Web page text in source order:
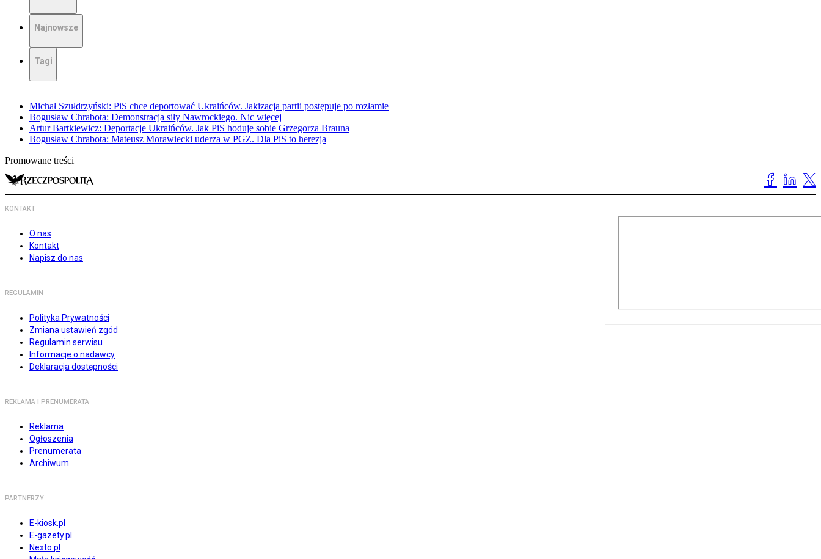
Najnowsze
Tagi
Michał Szułdrzyński: PiS chce deportować Ukraińców. Jakizacja partii postępuje po rozłamie
Bogusław Chrabota: Demonstracja siły Nawrockiego. Nic więcej
Artur Bartkiewicz: Deportacje Ukraińców. Jak PiS hoduje sobie Grzegorza Brauna
Bogusław Chrabota: Mateusz Morawiecki uderza w PGZ. Dla PiS to herezja
Promowane treści
KONTAKT
O nas
Kontakt
Napisz do nas
REGULAMIN
Polityka Prywatności
Zmiana ustawień zgód
Regulamin serwisu
Informacje o nadawcy
Deklaracja dostępności
REKLAMA I PRENUMERATA
Reklama
Ogłoszenia
Prenumerata
Archiwum
PARTNERZY
E-kiosk.pl
E-gazety.pl
Nexto.pl